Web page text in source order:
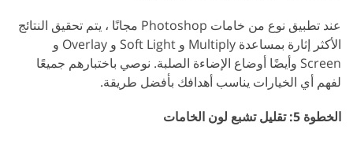
عند تطبيق نوع من خامات Photoshop مجانًا ، يتم تحقيق النتائج
الأكثر إثارة بمساعدة Multiply و Soft Light و Overlay و
Screen وأيضًا أوضاع الإضاءة الصلبة. نوصي باختبارهم جميعًا
لفهم أي الخيارات يناسب أهدافك بأفضل طريقة.
الخطوة 5: تقليل تشبع لون الخامات